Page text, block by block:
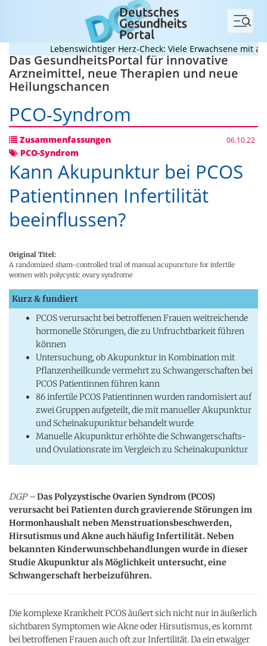
Menü
Lebenswichtiger Herz-Check: Viele Erwachsene mit
Das GesundheitsPortal für innovative
Arzneimittel, neue Therapien und neue
Heilungschancen
PCO-Syndrom
Zusammenfassungen 06.10.22
PCO-Syndrom
Kann Akupunktur bei PCOS
Patientinnen Infertilität
beeinflussen?
Original Titel:
A randomized sham-controlled trial of manual acupuncture for infertile
women with polycystic ovary syndrome
Kurz & fundiert
PCOS verursacht bei betroffenen Frauen weitreichende
hormonelle Störungen, die zu Unfruchtbarkeit führen
können
Untersuchung, ob Akupunktur in Kombination mit
Pflanzenheilkunde vermehrt zu Schwangerschaften bei
PCOS Patientinnen führen kann
86 infertile PCOS Patientinnen wurden randomisiert auf
zwei Gruppen aufgeteilt, die mit manueller Akupunktur
und Scheinakupunktur behandelt wurde
Manuelle Akupunktur erhöhte die Schwangerschafts-
und Ovulationsrate im Vergleich zu Scheinakupunktur
DGP –Das Polyzystische Ovarien Syndrom (PCOS)
verursacht bei Patienten durch gravierende Störungen im
Hormonhaushalt neben Menstruationsbeschwerden,
Hirsutismus und Akne auch häufig Infertilität. Neben
bekannten Kinderwunschbehandlungen wurde in dieser
Studie Akupunktur als Möglichkeit untersucht, eine
Schwangerschaft herbeizuführen.
Die komplexe Krankheit PCOS äußert sich nicht nur in äußerlich
sichtbaren Symptomen wie Akne oder Hirsutismus, es kommt
bei betroffenen Frauen auch oft zur Infertilität. Da ein etwaiger